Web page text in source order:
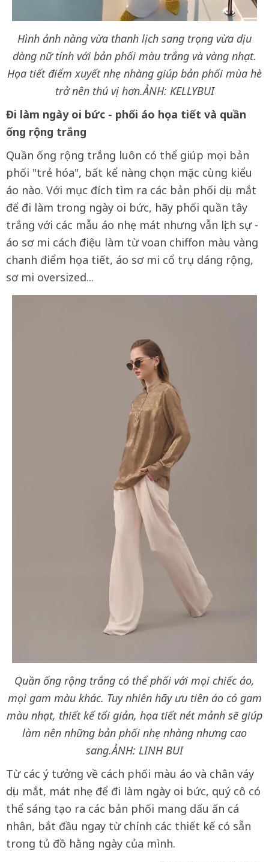
Hình ảnh nàng vừa thanh lịch sang trọng vừa dịu
dàng nữ tính với bản phối màu trắng và vàng nhạt.
Họa tiết điểm xuyết nhẹ nhàng giúp bản phối mùa hè
trở nên thú vị hơn.ẢNH: KELLYBUI
Đi làm ngày oi bức - phối áo họa tiết và quần
ống rộng trắng
Quần ống rộng trắng luôn có thể giúp mọi bản
phối "trẻ hóa", bất kể nàng chọn mặc cùng kiểu
áo nào. Với mục đích tìm ra các bản phối dịu mắt
để đi làm trong ngày oi bức, hãy phối quần tây
trắng với các mẫu áo nhẹ mát nhưng vẫn lịch sự -
áo sơ mi cách điệu làm từ voan chiffon màu vàng
chanh điểm họa tiết, áo sơ mi cổ trụ dáng rộng,
sơ mi oversized...
Quần ống rộng trắng có thể phối với mọi chiếc áo,
mọi gam màu khác. Tuy nhiên hãy ưu tiên áo có gam
màu nhạt, thiết kế tối giản, họa tiết nét mảnh sẽ giúp
làm nên những bản phối nhẹ nhàng nhưng cao
sang.ẢNH: LINH BUI
Từ các ý tưởng về cách phối màu áo và chân váy
dịu mắt, mát nhẹ để đi làm ngày oi bức, quý cô có
thể sáng tạo ra các bản phối mang dấu ấn cá
nhân, bắt đầu ngay từ chính các thiết kế có sẵn
trong tủ đồ hằng ngày của mình.